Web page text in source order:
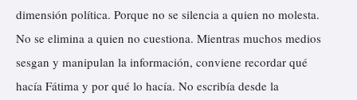
dimensión política. Porque no se silencia a quien no molesta.
No se elimina a quien no cuestiona. Mientras muchos medios
sesgan y manipulan la información, conviene recordar qué
hacía Fátima y por qué lo hacía. No escribía desde la